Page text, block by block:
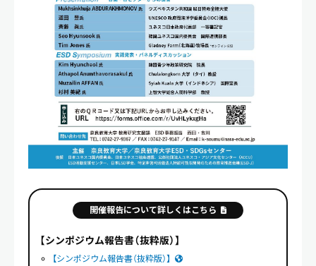
開催報告について詳しくはこちら
【シンポジウム報告書（抜粋版）】
【シンポジウム報告書（抜粋版）】